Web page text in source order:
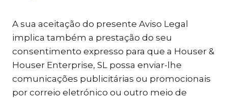
A sua aceitação do presente Aviso Legal
implica também a prestação do seu
consentimento expresso para que a Houser &
Houser Enterprise, SL possa enviar-lhe
comunicações publicitárias ou promocionais
por correio eletrónico ou outro meio de